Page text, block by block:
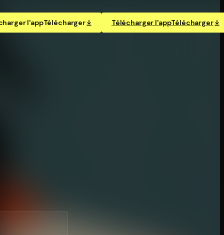
l'appTélécharger Télécharger l'appTélécharger